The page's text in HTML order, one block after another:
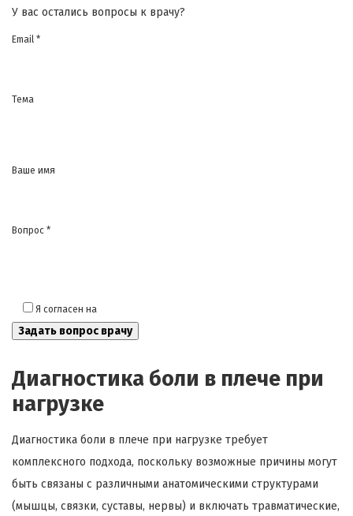
У вас остались вопросы к врачу?
Email *
Тема
Ваше имя
Вопрос *
Я согласен на
Диагностика боли в плече при
нагрузке
Диагностика боли в плече при нагрузке требует
комплексного подхода, поскольку возможные причины могут
быть связаны с различными анатомическими структурами
(мышцы, связки, суставы, нервы) и включать травматические,